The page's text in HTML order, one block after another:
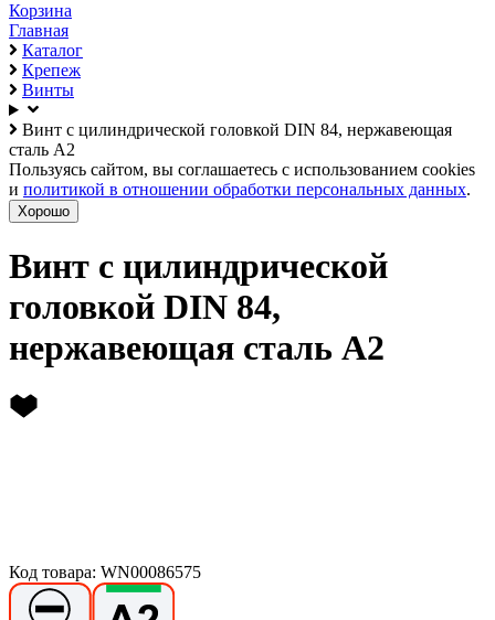
Корзина
Главная
Каталог
Крепеж
Винты
Винт с цилиндрической головкой DIN 84, нержавеющая
сталь А2
Пользуясь сайтом, вы соглашаетесь с использованием cookies
и политикой в отношении обработки персональных данных.
Хорошо
Винт с цилиндрической
головкой DIN 84,
нержавеющая сталь А2
Код товара: WN00086575